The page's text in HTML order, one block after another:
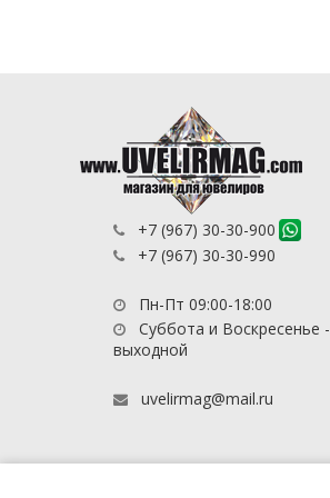
+7 (967) 30-30-900
+7 (967) 30-30-990
Пн-Пт 09:00-18:00
Суббота и Воскресенье -
выходной
uvelirmag@mail.ru